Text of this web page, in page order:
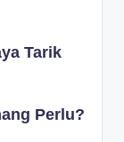
Tarik
Perlu?